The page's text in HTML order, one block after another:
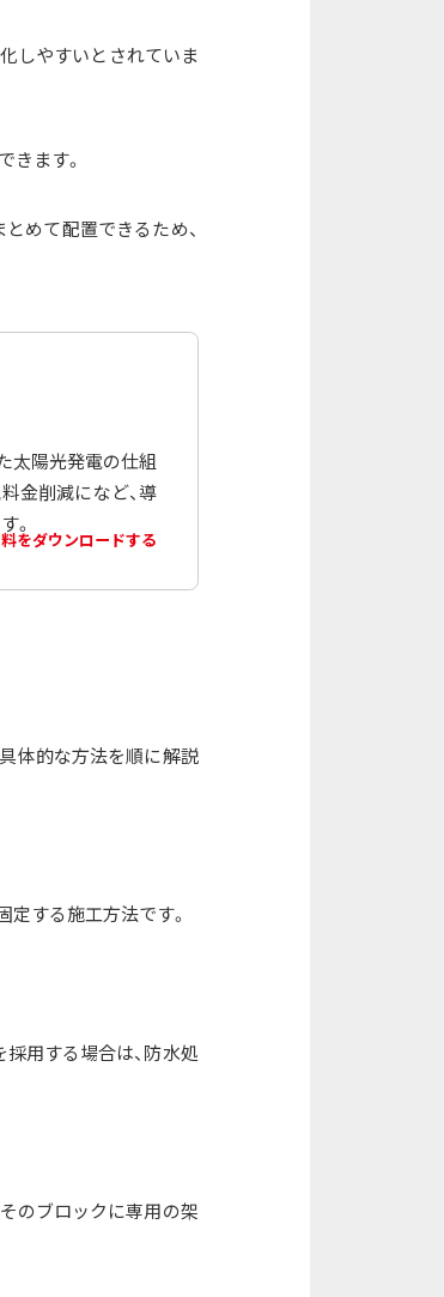
しやすいとされていま
きます。
めて配置できるため、
太陽光発電の仕組
金削減になど、導
。
をダウンロードする
体的な方法を順に解説
定する施工方法です。
用する場合は、防水処
のブロックに専用の架